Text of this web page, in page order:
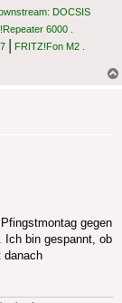
DOCSIS
6000 .
| FRITZ!Fon M2 .
gegen
Ich bin gespannt, ob
danach